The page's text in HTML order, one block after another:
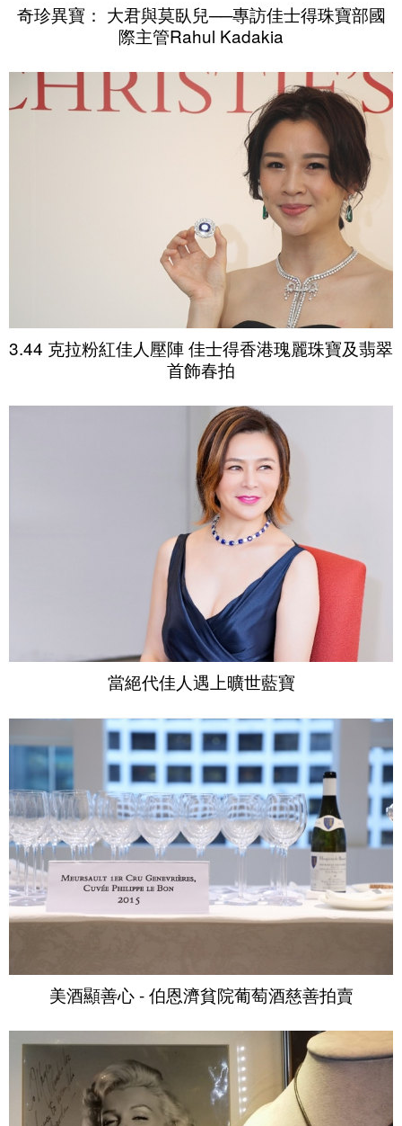
奇珍異寶： 大君與莫臥兒──專訪佳士得珠寶部國
際主管Rahul Kadakia
3.44 克拉粉紅佳人壓陣 佳士得香港瑰麗珠寶及翡翠
首飾春拍
當絕代佳人遇上曠世藍寶
美酒顯善心 - 伯恩濟貧院葡萄酒慈善拍賣